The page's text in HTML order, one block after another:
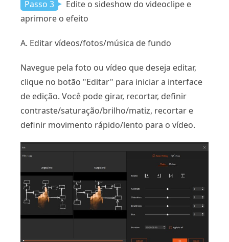
Passo 3
Edite o sideshow do videoclipe e
aprimore o efeito
A. Editar vídeos/fotos/música de fundo
Navegue pela foto ou vídeo que deseja editar,
clique no botão "Editar" para iniciar a interface
de edição. Você pode girar, recortar, definir
contraste/saturação/brilho/matiz, recortar e
definir movimento rápido/lento para o vídeo.